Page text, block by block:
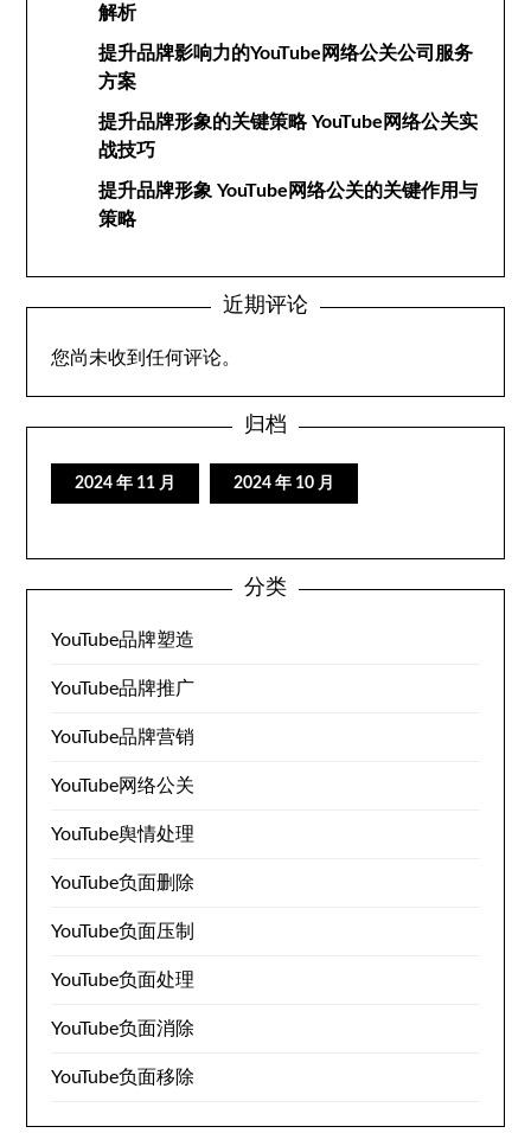
解析
提升品牌影响力的YouTube网络公关公司服务
方案
提升品牌形象的关键策略 YouTube网络公关实
战技巧
提升品牌形象 YouTube网络公关的关键作用与
策略
近期评论
您尚未收到任何评论。
归档
2024 年 11 月 2024 年 10 月
分类
YouTube品牌塑造
YouTube品牌推广
YouTube品牌营销
YouTube网络公关
YouTube舆情处理
YouTube负面删除
YouTube负面压制
YouTube负面处理
YouTube负面消除
YouTube负面移除